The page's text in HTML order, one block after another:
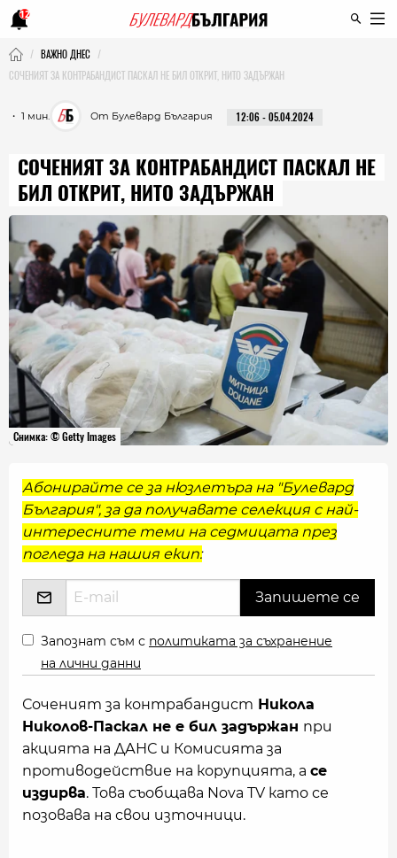
12
ВАЖНО ДНЕС
СОЧЕНИЯТ ЗА КОНТРАБАНДИСТ ПАСКАЛ НЕ БИЛ ОТКРИТ, НИТО ЗАДЪРЖАН
・ 1 мин. От Булевард България 12:06 - 05.04.2024
СОЧЕНИЯТ ЗА КОНТРАБАНДИСТ ПАСКАЛ НЕ
БИЛ ОТКРИТ, НИТО ЗАДЪРЖАН
Снимка: © Getty Images
Абонирайте се за нюзлетъра на "Булевард
България", за да получавате селекция с най-
интересните теми на седмицата през
погледа на нашия екип:
Запознат съм с политиката за съхранение
на лични данни
Соченият за контрабандист Никола
Николов-Паскал не е бил задържан при
акцията на ДАНС и Комисията за
противодействие на корупцията, а се
издирва. Това съобщава Nova TV като се
позовава на свои източници.